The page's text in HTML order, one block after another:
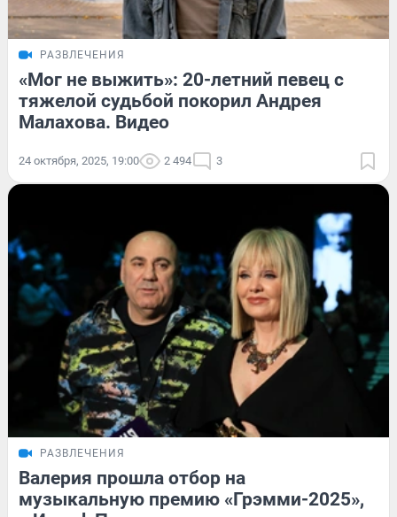
РАЗВЛЕЧЕНИЯ
«Мог не выжить»: 20-летний певец с
тяжелой судьбой покорил Андрея
Малахова. Видео
24 октября, 2025, 19:00 2 494 3
РАЗВЛЕЧЕНИЯ
Валерия прошла отбор на
музыкальную премию «Грэмми-2025»,